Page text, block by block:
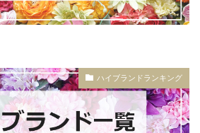
ハイブランドランキング